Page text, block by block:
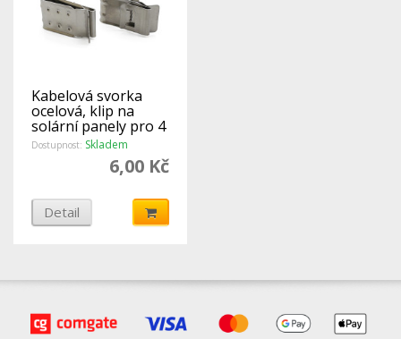
Kabelová svorka
ocelová, klip na
solární panely pro 4
kabely
Dostupnost: Skladem
6,00 Kč
Detail